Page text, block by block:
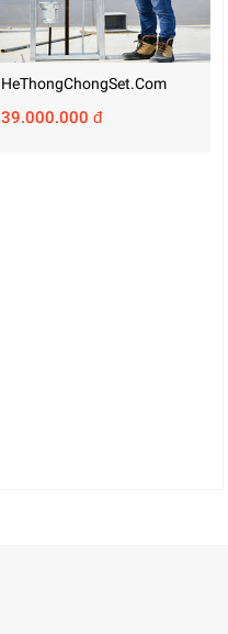
HeThongChongSet.com
39.000.000 đ